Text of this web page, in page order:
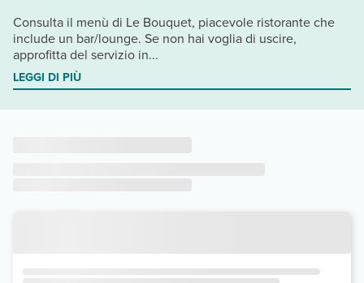
Consulta il menù di Le Bouquet, piacevole ristorante che
include un bar/lounge. Se non hai voglia di uscire,
approfitta del servizio in...
LEGGI DI PIÙ